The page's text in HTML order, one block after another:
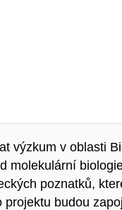
výzkum v oblasti
molekulární
poznatků,
budou